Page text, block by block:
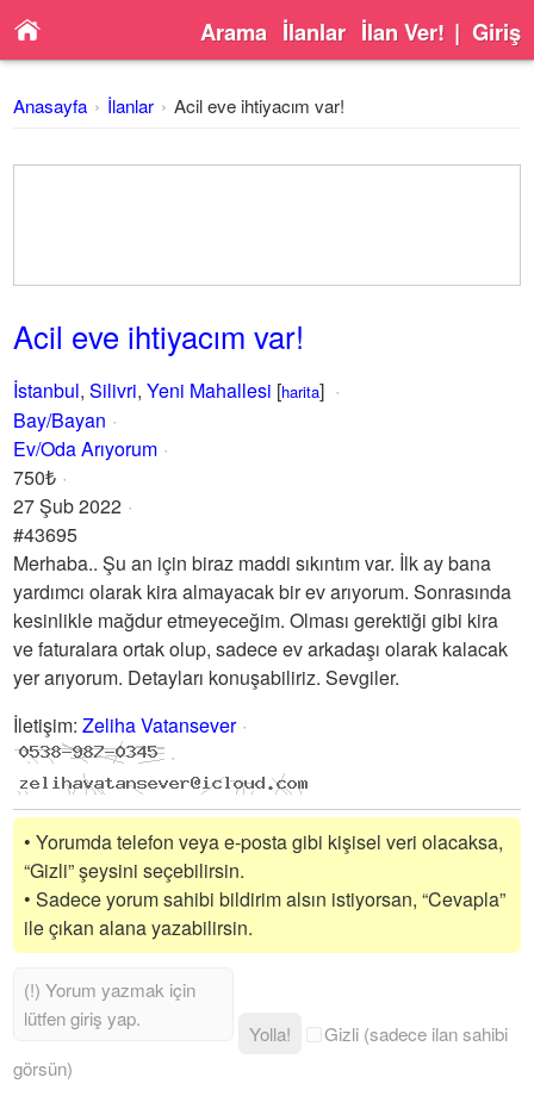
Arama İlanlar İlan Ver! | Giriş
Anasayfa İlanlar Acil eve ihtiyacım var!
Acil eve ihtiyacım var!
İstanbul,Silivri,Yeni Mahallesi [harita]
Bay/Bayan
Ev/Oda Arıyorum
750₺
27 Şub 2022
#43695
Merhaba.. Şu an için biraz maddi sıkıntım var. İlk ay bana
yardımcı olarak kira almayacak bir ev arıyorum. Sonrasında
kesinlikle mağdur etmeyeceğim. Olması gerektiği gibi kira
ve faturalara ortak olup, sadece ev arkadaşı olarak kalacak
yer arıyorum. Detayları konuşabiliriz. Sevgiler.
İletişim:Zeliha Vatansever
• Yorumda telefon veya e-posta gibi kişisel veri olacaksa,
“Gizli” şeysini seçebilirsin.
• Sadece yorum sahibi bildirim alsın istiyorsan, “Cevapla”
ile çıkan alana yazabilirsin.
Yolla!
Gizli (sadece ilan sahibi
görsün)